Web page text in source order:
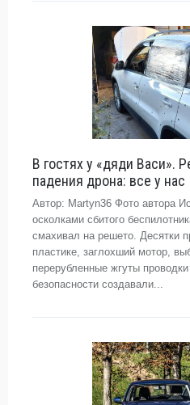
В гостях у «дяди Васи».
падения дрона: все у нас
Автор: Martyn36 Фото автора
осколками сбитого
смахивал на решето. Десятки
пластике, заглохший мотор,
перерубленные жгуты
безопасности создавали...